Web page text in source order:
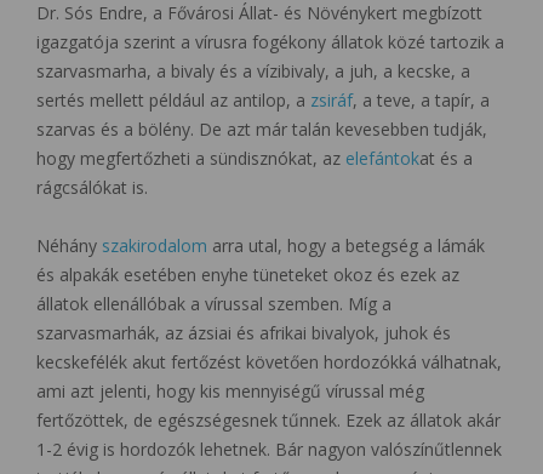
Dr. Sós Endre, a Fővárosi Állat- és Növénykert megbízott
igazgatója szerint a vírusra fogékony állatok közé tartozik a
szarvasmarha, a bivaly és a vízibivaly, a juh, a kecske, a
sertés mellett például az antilop, a zsiráf, a teve, a tapír, a
szarvas és a bölény. De azt már talán kevesebben tudják,
hogy megfertőzheti a sündisznókat, az elefántokat és a
rágcsálókat is.
Néhány szakirodalom arra utal, hogy a betegség a lámák
és alpakák esetében enyhe tüneteket okoz és ezek az
állatok ellenállóbak a vírussal szemben. Míg a
szarvasmarhák, az ázsiai és afrikai bivalyok, juhok és
kecskefélék akut fertőzést követően hordozókká válhatnak,
ami azt jelenti, hogy kis mennyiségű vírussal még
fertőzöttek, de egészségesnek tűnnek. Ezek az állatok akár
1-2 évig is hordozók lehetnek. Bár nagyon valószínűtlennek